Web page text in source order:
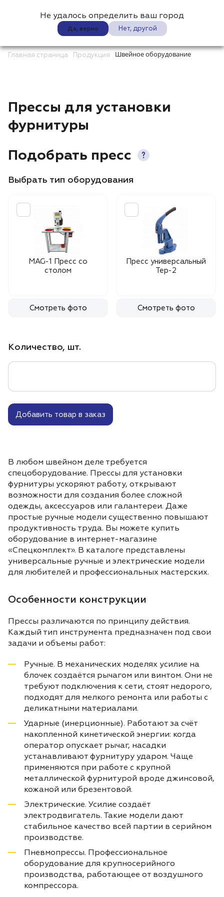
Не удалось определить ваш город
Да, верно Нет, другой
Главная страница Продукция Швейное оборудование
Прессы для установки
фурнитуры
Подобрать пресс
Выбрать тип оборудования
MAG-1 Пресс со
столом
Смотреть фото
Пресс универсальный
Тер-2
Смотреть фото
Количество, шт.
Добавить товар в заказ
В любом швейном деле требуется
спецоборудование. Прессы для установки
фурнитуры ускоряют работу, открывают
возможности для создания более сложной
одежды, аксессуаров или галантереи. Даже
простые ручные модели существенно повышают
продуктивность труда. Вы можете купить
оборудование в интернет-магазине
«Спецкомплект». В каталоге представлены
универсальные ручные и электрические модели
для любителей и профессиональных мастерских.
Особенности конструкции
Прессы различаются по принципу действия.
Каждый тип инструмента предназначен под свои
задачи и объемы работ:
Ручные. В механических моделях усилие на
блочек создаётся рычагом или винтом. Они не
требуют подключения к сети, стоят недорого,
подходят для мелкого ремонта или работы с
деликатными материалами.
Ударные (инерционные). Работают за счёт
накопленной кинетической энергии: когда
оператор опускает рычаг, насадки
устанавливают фурнитуру ударом. Чаще
применяются при работе с крупной
металлической фурнитурой вроде джинсовой,
кожаной или брезентовой.
Электрические. Усилие создаёт
электродвигатель. Такие модели дают
стабильное качество всей партии в серийном
производстве.
Пневмопрессы. Профессиональное
оборудование для крупносерийного
производства, работающее от воздушного
компрессора.